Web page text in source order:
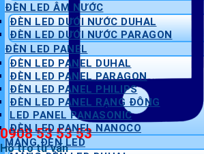
0908 53 53 53
Hỗ trợ tư vấn
ĐÈN LED ÂM NƯỚC
ĐÈN LED DƯỚI NƯỚC DUHAL
ĐÈN LED DƯỚI NƯỚC PARAGON
ĐÈN LED PANEL
ĐÈN LED PANEL DUHAL
ĐÈN LED PANEL PARAGON
ĐÈN LED PANEL PHILIPS
ĐÈN LED PANEL RẠNG ĐÔNG
LED PANEL PANASONIC
ĐÈN LED PANEL NANOCO
MÁNG ĐÈN LED